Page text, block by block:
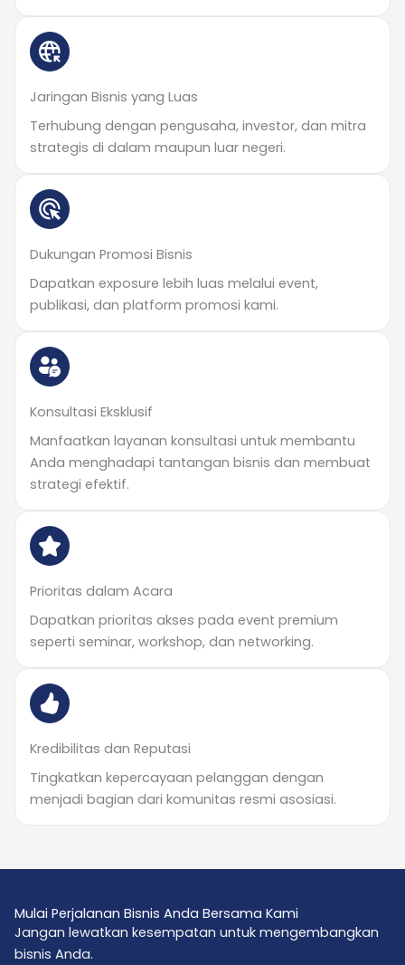
Jaringan Bisnis yang Luas
Terhubung dengan pengusaha, investor, dan mitra
strategis di dalam maupun luar negeri.
Dukungan Promosi Bisnis
Dapatkan exposure lebih luas melalui event,
publikasi, dan platform promosi kami.
Konsultasi Eksklusif
Manfaatkan layanan konsultasi untuk membantu
Anda menghadapi tantangan bisnis dan membuat
strategi efektif.
Prioritas dalam Acara
Dapatkan prioritas akses pada event premium
seperti seminar, workshop, dan networking.
Kredibilitas dan Reputasi
Tingkatkan kepercayaan pelanggan dengan
menjadi bagian dari komunitas resmi asosiasi.
Mulai Perjalanan Bisnis Anda Bersama Kami
Jangan lewatkan kesempatan untuk mengembangkan
bisnis Anda.